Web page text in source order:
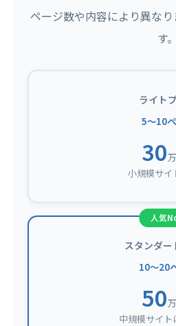
ページ数や内容により異な
す。
ライト
5〜10
30
小規模サイ
スタンダー
10〜20
50
中規模サイト